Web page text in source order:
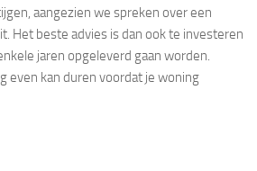
aangezien we spreken over een
Het beste advies is dan ook te investeren
jaren opgeleverd gaan worden.
even kan duren voordat je woning